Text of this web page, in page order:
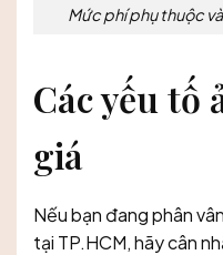
Mức phí phụ thuộc
Các yếu tố
giá
Nếu bạn đang phân
tại TP.HCM, hãy cân